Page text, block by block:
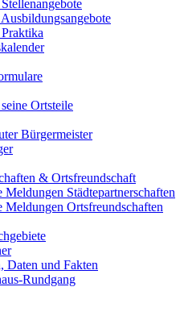
Ortsteile
Bürgermeister
& Ortsfreundschaft
Meldungen Städtepartnerschaften
Meldungen Ortsfreundschaften
Daten und Fakten
Rundgang